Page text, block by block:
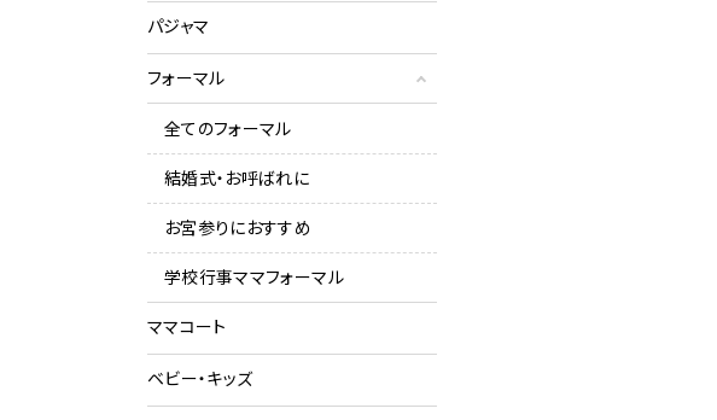
パジャマ
フォーマル
全てのフォーマル
結婚式・お呼ばれに
お宮参りにおすすめ
学校行事ママフォーマル
ママコート
ベビー・キッズ